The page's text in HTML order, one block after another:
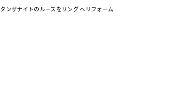
タンザナイトのルースをリング へリフォーム